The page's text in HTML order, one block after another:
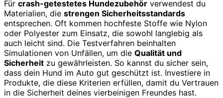
Für crash-getestetes Hundezubehör verwendest du
Materialien, die strengen Sicherheitsstandards
entsprechen. Oft kommen hochfeste Stoffe wie Nylon
oder Polyester zum Einsatz, die sowohl langlebig als
auch leicht sind. Die Testverfahren beinhalten
Simulationen von Unfällen, um die Qualität und
Sicherheit zu gewährleisten. So kannst du sicher sein,
dass dein Hund im Auto gut geschützt ist. Investiere in
Produkte, die diese Kriterien erfüllen, damit du Vertrauen
in die Sicherheit deines vierbeinigen Freundes hast.